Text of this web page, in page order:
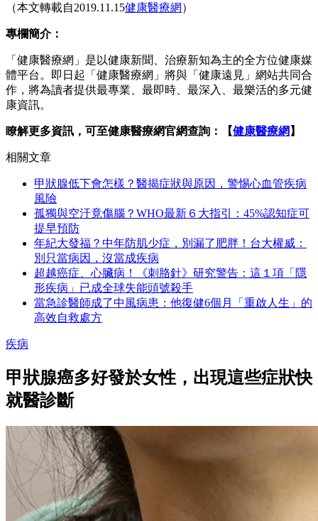
（本文轉載自2019.11.15健康醫療網 ）
專欄簡介：
「健康醫療網」是以健康新聞、治療新知為主的全方位健康媒
體平台。即日起「健康醫療網」將與「健康遠見」網站共同合
作，將為讀者提供最專業、最即時、最深入、最樂活的多元健
康資訊。
瞭解更多資訊，可至健康醫療網官網查詢：【健康醫療網 】
相關文章
甲狀腺低下會怎樣？醫揭症狀與原因，警惕心血管疾病
風險
孤獨與空汙竟傷腦？WHO最新６大指引：45%認知症可
提早預防
年紀大發福？中年防肌少症，別漏了肥胖！台大權威：
別只當病因，沒當成疾病
超越癌症、心臟病！《刺胳針》研究警告：這１項「隱
形疾病」已成全球失能頭號殺手
當急診醫師成了中風病患：他復健6個月「重啟人生」的
高效自救處方
疾病
甲狀腺癌多好發於女性，出現這些症狀快
就醫診斷